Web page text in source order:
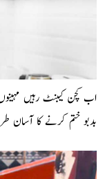
اب کچن کیبنٹ رہیں
بدبو ختم کرنے کا آسان